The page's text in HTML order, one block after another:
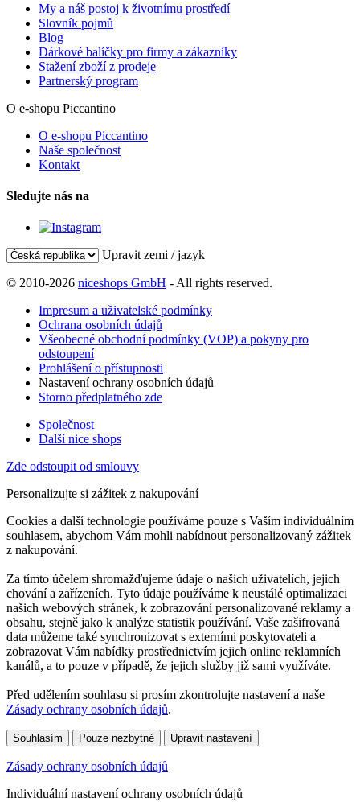
My a náš postoj k životnímu prostředí
Slovník pojmů
Blog
Dárkové balíčky pro firmy a zákazníky
Stažení zboží z prodeje
Partnerský program
O e-shopu Piccantino
O e-shopu Piccantino
Naše společnost
Kontakt
Sledujte nás na
Upravit zemi / jazyk
© 2010-2026 niceshops GmbH - All rights reserved.
Impresum a uživatelské podmínky
Ochrana osobních údajů
Všeobecné obchodní podmínky (VOP) a pokyny pro
odstoupení
Prohlášení o přístupnosti
Nastavení ochrany osobních údajů
Storno předplatného zde
Společnost
Další nice shops
Zde odstoupit od smlouvy
Personalizujte si zážitek z nakupování
Cookies a další technologie používáme pouze s Vaším individuálním
souhlasem, abychom Vám mohli nabídnout personalizovaný zážitek
z nakupování.
Za tímto účelem shromažďujeme údaje o našich uživatelích, jejich
chování a zařízeních. Tyto údaje používáme k neustálé optimalizaci
našich webových stránek, k zobrazování personalizované reklamy a
obsahu, stejně jako k analýze statistik používání. Vaše zašifrovaná
data můžeme také synchronizovat s externími poskytovateli a
zobrazovat Vám nabídky prostřednictvím jejich online reklamních
kanálů, a to pouze v případě, že jejich služby již sami využíváte.
Před udělením souhlasu si prosím zkontrolujte nastavení a naše
Zásady ochrany osobních údajů.
Souhlasím Pouze nezbytné Upravit nastavení
Zásady ochrany osobních údajů
Individuální nastavení ochrany osobních údajů